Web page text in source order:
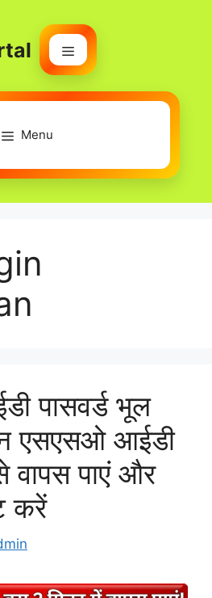
Menu
Menu
पासवर्ड भूल
एसएसओ आईडी
वापस पाएं और
करें